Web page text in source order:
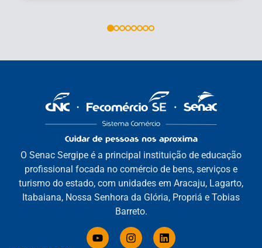
O Senac Sergipe é a principal instituição de educação
profissional focada no comércio de bens, serviços e
turismo do estado, com unidades em Aracaju, Lagarto,
Itabaiana, Nossa Senhora da Glória, Propriá e Tobias
Barreto.